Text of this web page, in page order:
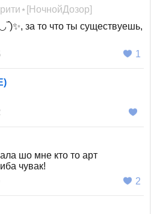
за то что ты существуешь,
1
шо мне кто то арт
чувак!
2